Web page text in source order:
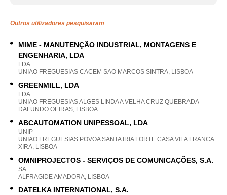
Outros utilizadores pesquisaram
MIME - MANUTENÇÃO INDUSTRIAL, MONTAGENS E
ENGENHARIA, LDA
LDA
UNIAO FREGUESIAS CACEM SAO MARCOS SINTRA, LISBOA
GREENMILL, LDA
LDA
UNIAO FREGUESIAS ALGES LINDA A VELHA CRUZ QUEBRADA
DAFUNDO OEIRAS, LISBOA
ABCAUTOMATION UNIPESSOAL, LDA
UNIP
UNIAO FREGUESIAS POVOA SANTA IRIA FORTE CASA VILA FRANCA
XIRA, LISBOA
OMNIPROJECTOS - SERVIÇOS DE COMUNICAÇÕES, S.A.
SA
ALFRAGIDE AMADORA, LISBOA
DATELKA INTERNATIONAL, S.A.